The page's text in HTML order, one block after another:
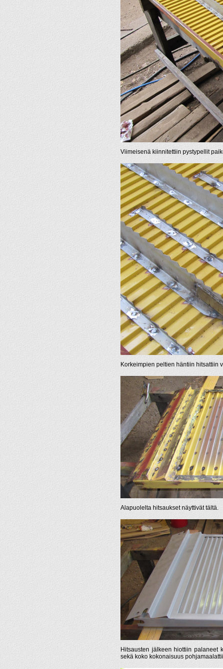
Viimeisenä kiinnitettiin pystypellit
Korkeimpien peltien häntiin hitsattiin
Alapuolelta hitsaukset näyttivät tältä.
Hitsausten jälkeen hiottiin palaneet
sekä koko kokonaisuus